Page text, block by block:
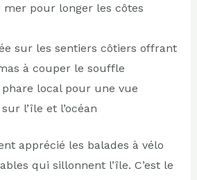
mer pour longer les côtes
sur les sentiers côtiers offrant
à couper le souffle
local pour une vue
l’île et l’océan
apprécié les balades à vélo
qui sillonnent l’île. C’est le